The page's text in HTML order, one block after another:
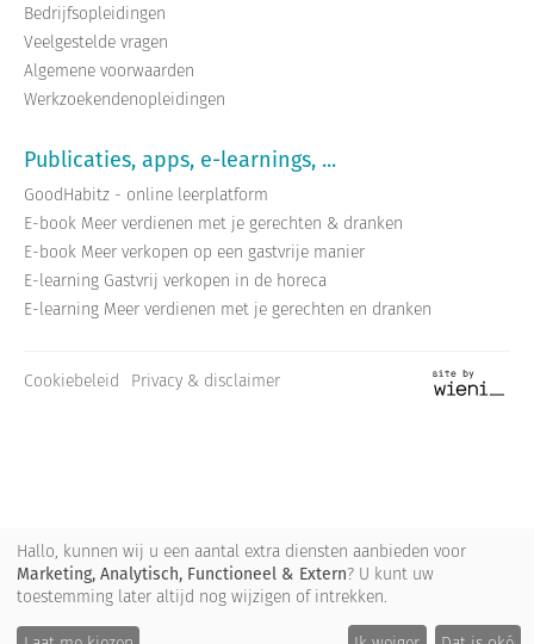
Bedrijfsopleidingen
Veelgestelde vragen
Algemene voorwaarden
Werkzoekendenopleidingen
Publicaties, apps, e-learnings, ...
GoodHabitz - online leerplatform
E-book Meer verdienen met je gerechten & dranken
E-book Meer verkopen op een gastvrije manier
E-learning Gastvrij verkopen in de horeca
E-learning Meer verdienen met je gerechten en dranken
Cookiebeleid Privacy & disclaimer
Site
by
Hallo, kunnen wij u een aantal extra diensten aanbieden voor
Marketing, Analytisch, Functioneel & Extern? U kunt uw
toestemming later altijd nog wijzigen of intrekken.